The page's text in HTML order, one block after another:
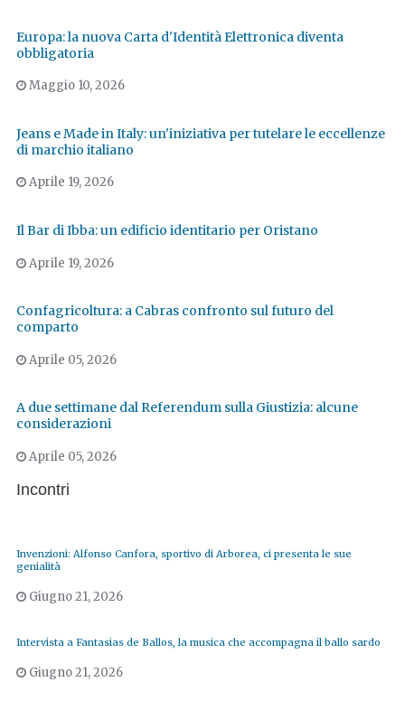
Europa: la nuova Carta d'Identità Elettronica diventa
obbligatoria
Maggio 10, 2026
Jeans e Made in Italy: un'iniziativa per tutelare le eccellenze
di marchio italiano
Aprile 19, 2026
Il Bar di Ibba: un edificio identitario per Oristano
Aprile 19, 2026
Confagricoltura: a Cabras confronto sul futuro del
comparto
Aprile 05, 2026
A due settimane dal Referendum sulla Giustizia: alcune
considerazioni
Aprile 05, 2026
Incontri
Invenzioni: Alfonso Canfora, sportivo di Arborea, ci presenta le sue
genialità
Giugno 21, 2026
Intervista a Fantasias de Ballos, la musica che accompagna il ballo sardo
Giugno 21, 2026